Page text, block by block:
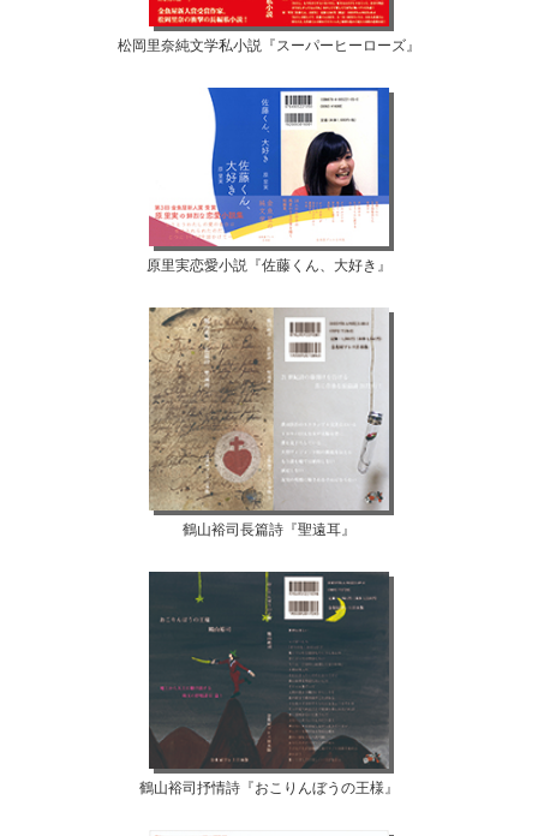
松岡里奈純文学私小説『スーパーヒーローズ』
原里実恋愛小説『佐藤くん、大好き』
鶴山裕司長篇詩『聖遠耳』
鶴山裕司抒情詩『おこりんぼうの王様』